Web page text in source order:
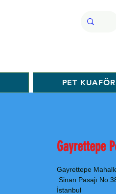
PET KUAFÖR
Gayrettepe
Gayrettepe
Sinan Pasajı
İstanbul